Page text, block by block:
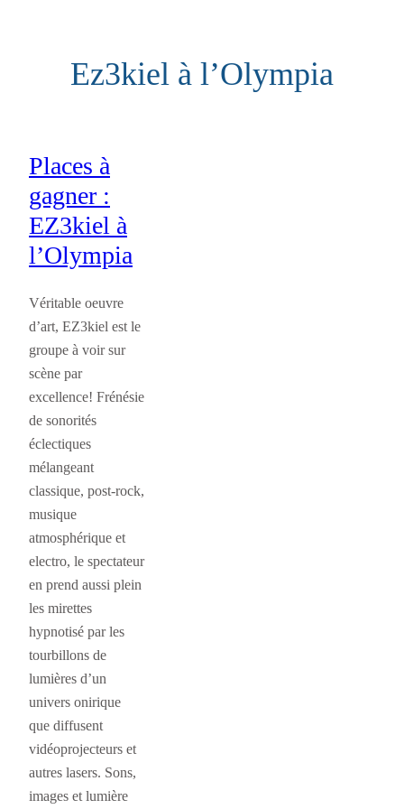
Ez3kiel à l’Olympia
Places à
gagner :
EZ3kiel à
l’Olympia
Véritable oeuvre
d’art, EZ3kiel est le
groupe à voir sur
scène par
excellence! Frénésie
de sonorités
éclectiques
mélangeant
classique, post-rock,
musique
atmosphérique et
electro, le spectateur
en prend aussi plein
les mirettes
hypnotisé par les
tourbillons de
lumières d’un
univers onirique
que diffusent
vidéoprojecteurs et
autres lasers. Sons,
images et lumière